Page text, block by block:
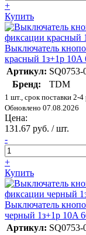
+
Купить
Выключатель
красный 1з+1р
Артикул: SQ0753-
Бренд:
TDM
1 шт., срок поставки 2-
Обновлено 07.08.2026
Цена:
131.67 руб. / шт.
-
+
Купить
Выключатель
черный 1з+1р 10A
Артикул: SQ0753-